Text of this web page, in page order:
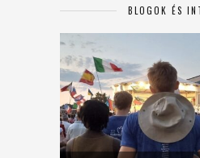
BLOGOK ÉS